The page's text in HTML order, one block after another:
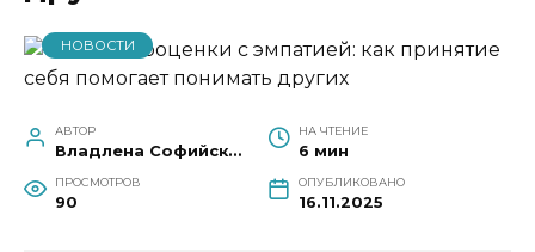
НОВОСТИ
АВТОР
Владлена Софийская
НА ЧТЕНИЕ
6 мин
ПРОСМОТРОВ
90
ОПУБЛИКОВАНО
16.11.2025